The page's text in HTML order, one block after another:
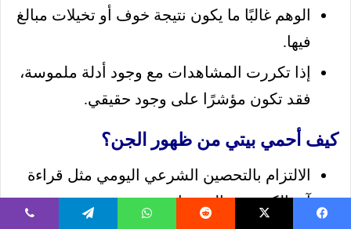
الوهم غالبًا ما يكون نتيجة خوف أو تخيلات مبالغ
فيها.
إذا تكررت المشاهدات مع وجود أدلة ملموسة،
فقد تكون مؤشرًا على وجود حقيقي.
كيف أحمي بيتي من ظهور الجن؟
الالتزام بالتحصين الشرعي اليومي مثل قراءة
آية الكرسي والمعوذات.